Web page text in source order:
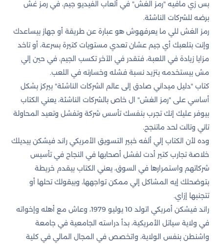
بس زي مافيه "رمز الغش" في ألعاب الفيديو جيم، في رمز غش
برضه للشركات الناشئة.
رمز الغش للي ما يعرفهوش هو عبارة عن طريقة أو جهاز بيساعدك
وإنت بتلعبك أي جيم عشان تعدي مستويات كتيرة بسرعة، أو تاخد
مزايا زيادة في اللعبة، فتقدر في الآخر تكسب الجيم، في حين إلي
مش بيستخدمه بتزيد نسبة فشله وخسارته في اللعب.
كتاب "دليل ميداني صادق إلى عالم الشركات الناشئة" بيركز بشكل
أساسي على "رمز الغش" ال خاص بالشركات الناشئة، يعني الكتاب
بيوفر عليك إنك تجرب بنفسك تأسس شركة وتفشل وتعيد المحاولة
تاني وتالت لحد ماتنجح.
وده لأن الكتاب إلي ألفه خبير التسويق الأمريكي راند فيشكن بيديلك
خلاصة تجارب كتير أدت لفشل أصحابها في النجاح في تأسيس
شركاتهم واستمرارها في السوق، يعني الكتاب بيقدم خريطة
بتوضحلك إيه المشاكل إلي ممكن تواجهها، وبيقولك تحلها أو
تتجنبها إزاي.
راند فيشكن أمريكي اتولد 10 يوليو 1979، وعاش مع أهله وإخواته
في ولاية سياتل الأمريكية، بدأ دراسته الجامعية في جامعة
واشنطن بنفس الولاية، واتخصص في المجال المالي في كلية